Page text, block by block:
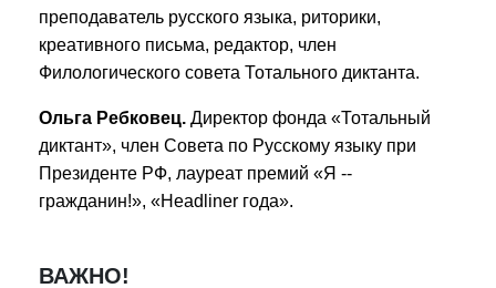
преподаватель русского языка, риторики,
креативного письма, редактор, член
Филологического совета Тотального диктанта.
Ольга Ребковец. Директор фонда «Тотальный
диктант», член Совета по Русскому языку при
Президенте РФ, лауреат премий «Я --
гражданин!», «Headliner года».
ВАЖНО!